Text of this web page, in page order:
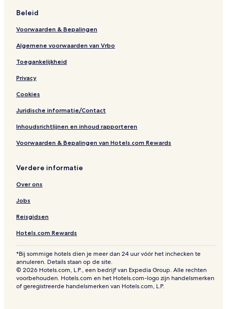
Beleid
Voorwaarden & Bepalingen
Algemene voorwaarden van Vrbo
Toegankelijkheid
Privacy
Cookies
Juridische informatie/Contact
Inhoudsrichtlijnen en inhoud rapporteren
Voorwaarden & Bepalingen van Hotels.com Rewards
Verdere informatie
Over ons
Jobs
Reisgidsen
Hotels.com Rewards
*Bij sommige hotels dien je meer dan 24 uur vóór het inchecken te
annuleren. Details staan op de site.
© 2026 Hotels.com, L.P., een bedrijf van Expedia Group. Alle rechten
voorbehouden. Hotels.com en het Hotels.com-logo zijn handelsmerken
of geregistreerde handelsmerken van Hotels.com, L.P.